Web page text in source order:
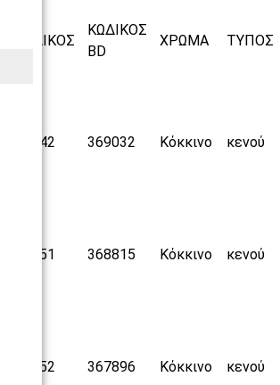
ΚΩΔΙΚΟΣ
ΚΩΔΙΚΟΣ
BD
ΧΡΩΜΑ ΤΥΠΟΣ
25042 369032 Κόκκινο κενού
25051 368815 Κόκκινο κενού
25052 367896 Κόκκινο κενού